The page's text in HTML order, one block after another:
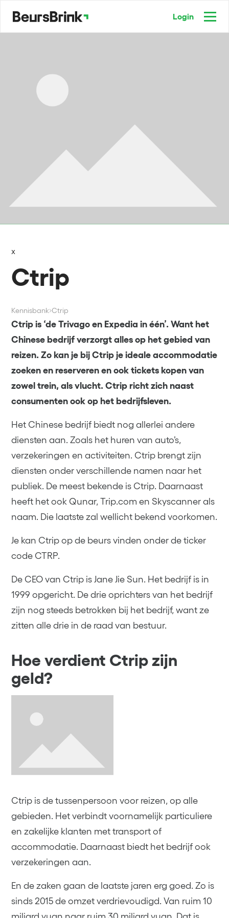
Login
x
Ctrip
Kennisbank Ctrip
Ctrip is ‘de Trivago en Expedia in één’. Want het
Chinese bedrijf verzorgt alles op het gebied van
reizen. Zo kan je bij Ctrip je ideale accommodatie
zoeken en reserveren en ook tickets kopen van
zowel trein, als vlucht. Ctrip richt zich naast
consumenten ook op het bedrijfsleven.
Het Chinese bedrijf biedt nog allerlei andere
diensten aan. Zoals het huren van auto’s,
verzekeringen en activiteiten. Ctrip brengt zijn
diensten onder verschillende namen naar het
publiek. De meest bekende is Ctrip. Daarnaast
heeft het ook Qunar, Trip.com en Skyscanner als
naam. Die laatste zal wellicht bekend voorkomen.
Je kan Ctrip op de beurs vinden onder de ticker
code CTRP.
De CEO van Ctrip is Jane Jie Sun. Het bedrijf is in
1999 opgericht. De drie oprichters van het bedrijf
zijn nog steeds betrokken bij het bedrijf, want ze
zitten alle drie in de raad van bestuur.
Hoe verdient Ctrip zijn
geld?
Ctrip is de tussenpersoon voor reizen, op alle
gebieden. Het verbindt voornamelijk particuliere
en zakelijke klanten met transport of
accommodatie. Daarnaast biedt het bedrijf ook
verzekeringen aan.
En de zaken gaan de laatste jaren erg goed. Zo is
sinds 2015 de omzet verdrievoudigd. Van ruim 10